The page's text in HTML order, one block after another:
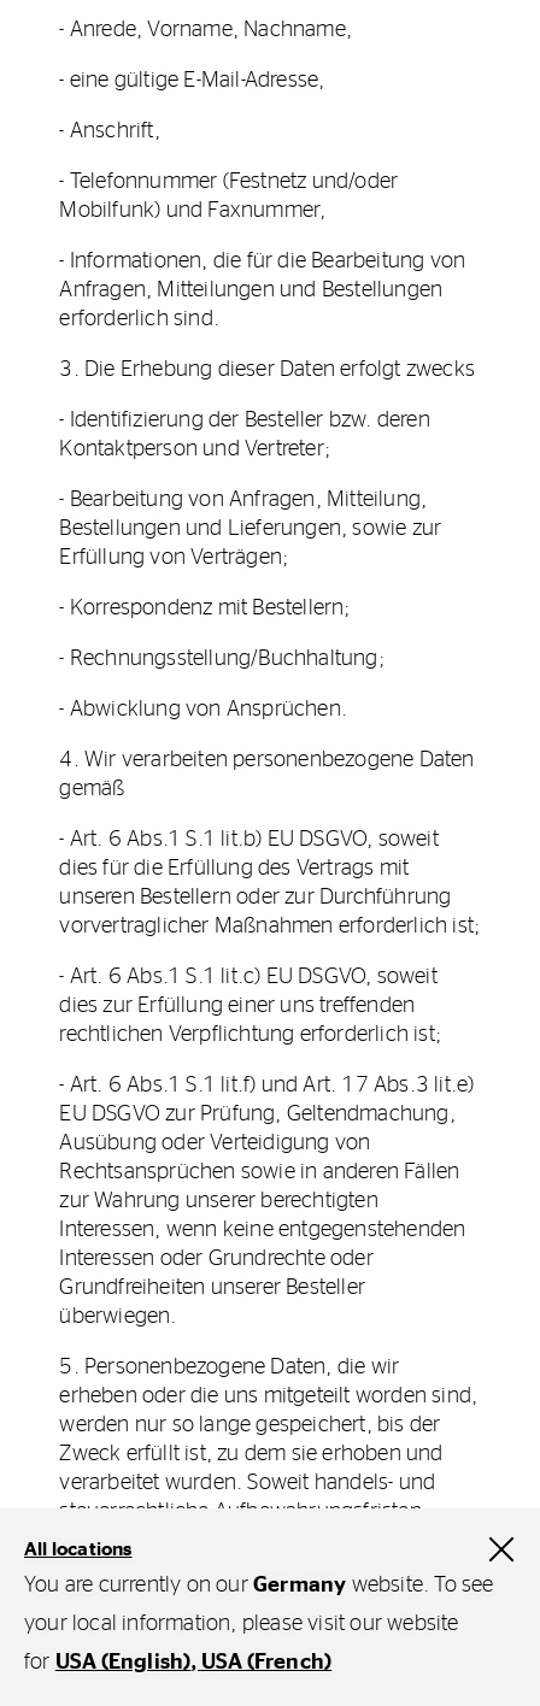
You are currently on our Germany website. To see
your local information, please visit our website
for USA (English) USA (French)
All locations
- Anrede, Vorname, Nachname,
- eine gültige E-Mail-Adresse,
- Anschrift,
- Telefonnummer (Festnetz und/oder
Mobilfunk) und Faxnummer,
- Informationen, die für die Bearbeitung von
Anfragen, Mitteilungen und Bestellungen
erforderlich sind.
3. Die Erhebung dieser Daten erfolgt zwecks
- Identifizierung der Besteller bzw. deren
Kontaktperson und Vertreter;
- Bearbeitung von Anfragen, Mitteilung,
Bestellungen und Lieferungen, sowie zur
Erfüllung von Verträgen;
- Korrespondenz mit Bestellern;
- Rechnungsstellung/Buchhaltung;
- Abwicklung von Ansprüchen.
4. Wir verarbeiten personenbezogene Daten
gemäß
- Art. 6 Abs.1 S.1 lit.b) EU DSGVO, soweit
dies für die Erfüllung des Vertrags mit
unseren Bestellern oder zur Durchführung
vorvertraglicher Maßnahmen erforderlich ist;
- Art. 6 Abs.1 S.1 lit.c) EU DSGVO, soweit
dies zur Erfüllung einer uns treffenden
rechtlichen Verpflichtung erforderlich ist;
- Art. 6 Abs.1 S.1 lit.f) und Art. 17 Abs.3 lit.e)
EU DSGVO zur Prüfung, Geltendmachung,
Ausübung oder Verteidigung von
Rechtsansprüchen sowie in anderen Fällen
zur Wahrung unserer berechtigten
Interessen, wenn keine entgegenstehenden
Interessen oder Grundrechte oder
Grundfreiheiten unserer Besteller
überwiegen.
5. Personenbezogene Daten, die wir
erheben oder die uns mitgeteilt worden sind,
werden nur so lange gespeichert, bis der
Zweck erfüllt ist, zu dem sie erhoben und
verarbeitet wurden. Soweit handels- und
steuerrechtliche Aufbewahrungsfristen,
insbesondere aus § 147 Abgabenordnung, §
Umsatzsteuergesetz, zu beachten sind, kann
die Speicherdauer zu bestimmten Daten bis
zu 10 Jahren betragen.